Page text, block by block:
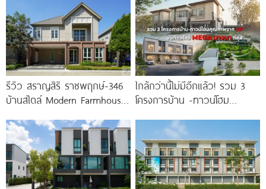
รีวิว สราญสิริ ราชพฤกษ์-346
บ้านสไตล์ Modern Farmhouse​
เริ่ม 5.99
ใกล้กว่านี้ไม่มีอีกแล้ว! รวม 3
โครงการบ้าน -ทาวน์โฮม
MEGA บางนา เพียง